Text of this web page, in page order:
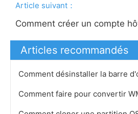
Article suivant：
Comment créer un compte
Articles recommandés